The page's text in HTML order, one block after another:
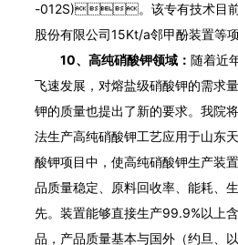
-012S)。该专有技术目前
股份有限公司15Kt/a邻甲酚装置等项目
10、高纯硝酸钾领域： 随着近
飞速发展，对熔盐级硝酸钾的需求
钾的质量也提出了新的要求。我
法生产高纯硝酸钾工艺应用于山东
酸钾项目中，使高纯硝酸钾生产装
品质量稳定、原料回收率、能耗
先。装置能够直接生产99.9%以
品，产品质量基本与国外（约旦